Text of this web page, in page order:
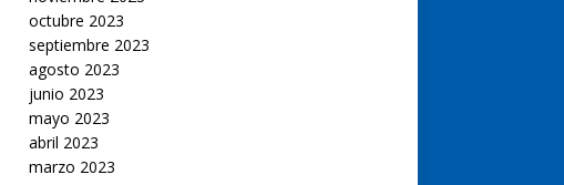
octubre 2023
septiembre 2023
agosto 2023
junio 2023
mayo 2023
abril 2023
marzo 2023